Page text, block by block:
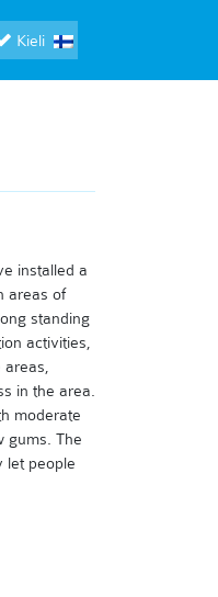
Kieli
installed a
areas of
standing
activities,
areas,
in the area.
moderate
gums. The
let people